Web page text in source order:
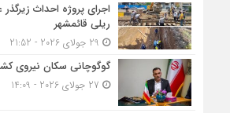
اجرای پروژه احداث زیرگذر
ریلی قائمشهر
گوگوچانی سکان نیروی